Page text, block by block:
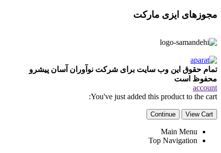
مجوزهای ایزی مارکت
تمام حقوق این وب سایت برای شرکت نوآوران آسان پیشرو
محفوظ است
account
You've just added this product to the cart:
View Cart
Continue
Main Menu
Top Navigation